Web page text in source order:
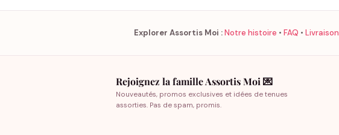
Explorer Assortis Moi :Notre histoire • FAQ • Livraison
Rejoignez la famille Assortis Moi 💌
Nouveautés, promos exclusives et idées de tenues
assorties. Pas de spam, promis.